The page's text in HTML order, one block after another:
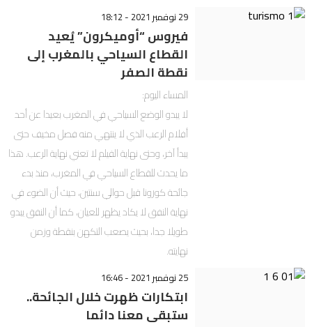
29 نوفمبر 2021 - 18:12
فيروس “أوميكرون” يُعيد
القطاع السياحي بالمغرب إلى
نقطة الصفر
المساء اليوم:
لا يبدو الوضع السياحي في المغرب بعيدا عن أحد
أفلام الرعب الذي لا ينتهي منه فصل مخيف حتى
يبدأ آخر، وحتى نهاية الفيلم لا تعني نهاية الرعب. هذا
ما يحدث للقطاع السياحي في المغرب، منذ بدء
جائحة كورونا قبل حوالي سنتين، حيث أن الضوء في
نهاية النفق لا يكاد يظهر للعيان، كما أن النفق يبدو
طويلا جدا، بحيث يصعب التكهن بنقطة وزمن
نهايته.
25 نوفمبر 2021 - 16:46
ابتكارات ظهرت خلال الجائحة..
ستبقى معنا دائما